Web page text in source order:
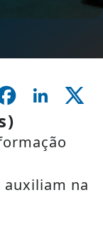
auxiliam na